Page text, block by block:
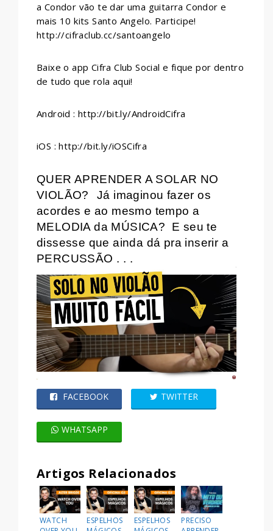
a Condor vão te dar uma guitarra Condor e
mais 10 kits Santo Angelo. Participe!
http://cifraclub.cc/santoangelo
Baixe o app Cifra Club Social e fique por dentro
de tudo que rola aqui!
Android : http://bit.ly/AndroidCifra
iOS : http://bit.ly/iOSCifra
QUER APRENDER A SOLAR NO
VIOLÃO?
Já imaginou fazer os
acordes e ao mesmo tempo a
MELODIA da MÚSICA? E seu te
dissesse que ainda dá pra inserir a
PERCUSSÃO . . .
FACEBOOK TWITTER
WHATSAPP
Artigos Relacionados
WATCH
ESPELHOS
ESPELHOS
PRECISO